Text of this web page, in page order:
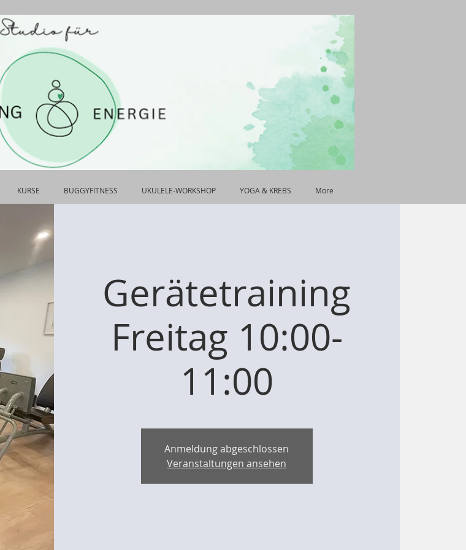
KURSE BUGGYFITNESS UKULELE-WORKSHOP YOGA & KREBS More
Gerätetraining
Freitag 10:00-
11:00
Anmeldung abgeschlossen
Veranstaltungen ansehen